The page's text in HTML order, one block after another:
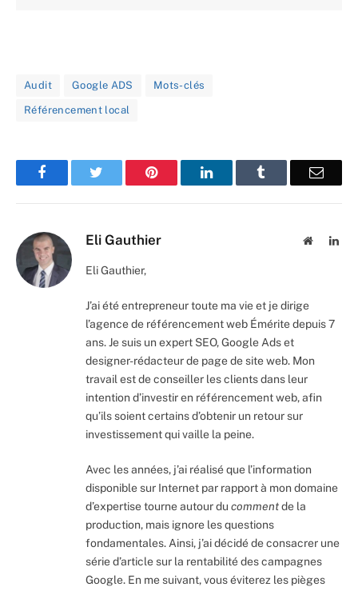
Audit Google ADS Mots-clés
Référencement local
Facebook Pinterest LinkedIn Email
Eli Gauthier Website
Eli Gauthier,
J’ai été entrepreneur toute ma vie et je dirige
l’agence de référencement web Émérite depuis 7
ans. Je suis un expert SEO, Google Ads et
designer-rédacteur de page de site web. Mon
travail est de conseiller les clients dans leur
intention d’investir en référencement web, afin
qu’ils soient certains d’obtenir un retour sur
investissement qui vaille la peine.
Avec les années, j’ai réalisé que l’information
disponible sur Internet par rapport à mon domaine
d’expertise tourne autour du commentde la
production, mais ignore les questions
fondamentales. Ainsi, j’ai décidé de consacrer une
série d’article sur la rentabilité des campagnes
Google. En me suivant, vous éviterez les pièges